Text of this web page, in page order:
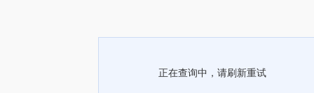
正在查询中，请刷新重试